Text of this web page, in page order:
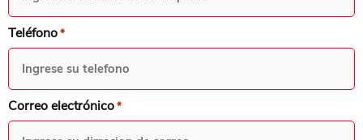
Teléfono*
Correo electrónico*